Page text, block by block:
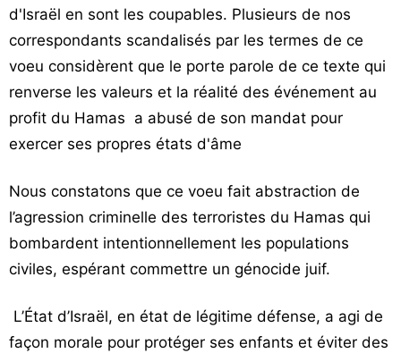
d'Israël en sont les coupables. Plusieurs de nos
correspondants scandalisés par les termes de ce
voeu considèrent que le porte parole de ce texte qui
renverse les valeurs et la réalité des événement au
profit du Hamas a abusé de son mandat pour
exercer ses propres états d'âme
Nous constatons que ce voeu fait abstraction de
l’agression criminelle des terroristes du Hamas qui
bombardent intentionnellement les populations
civiles, espérant commettre un génocide juif.
L’État d’Israël, en état de légitime défense, a agi de
façon morale pour protéger ses enfants et éviter des